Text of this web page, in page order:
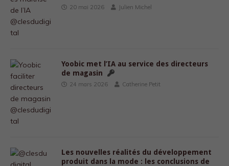
20 mai 2026 Julien Michel
Yoobic met l’IA au service des directeurs
de magasin
24 mars 2026 Catherine Petit
Les nouvelles réalités du développement
produit dans la mode : les conclusions de